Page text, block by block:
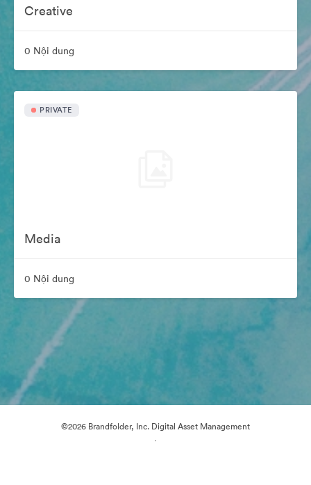
Creative
0 Nội dung
PRIVATE
Media
0 Nội dung
©2026 Brandfolder, Inc. Digital Asset Management
·